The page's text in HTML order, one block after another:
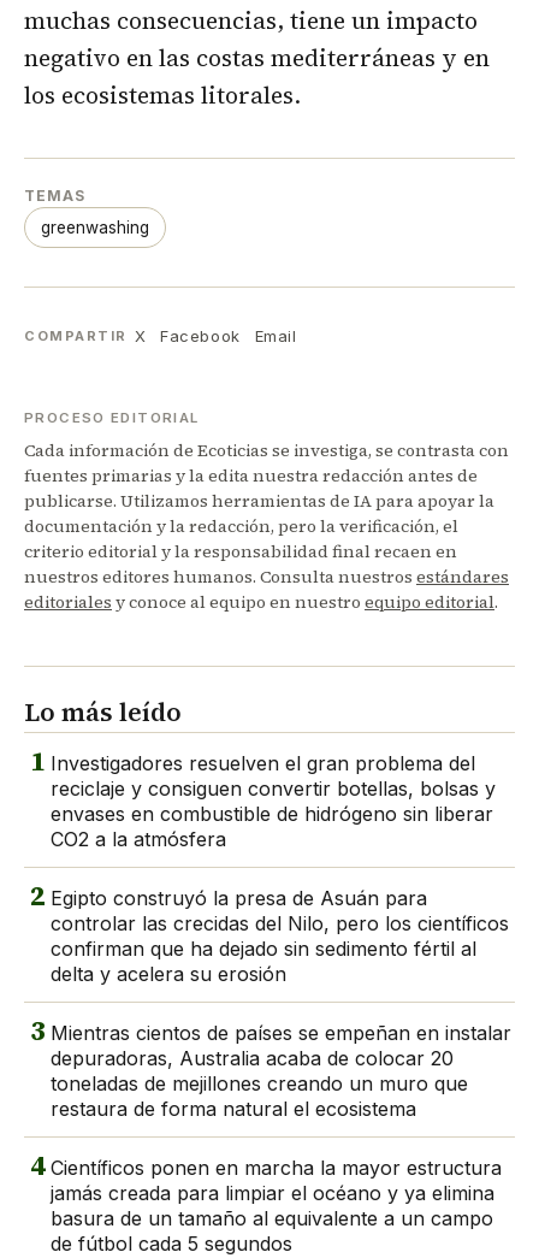
muchas consecuencias, tiene un impacto
negativo en las costas mediterráneas y en
los ecosistemas litorales.
TEMAS
greenwashing
COMPARTIR X Facebook Email
PROCESO EDITORIAL
Cada información de Ecoticias se investiga, se contrasta con
fuentes primarias y la edita nuestra redacción antes de
publicarse. Utilizamos herramientas de IA para apoyar la
documentación y la redacción, pero la verificación, el
criterio editorial y la responsabilidad final recaen en
nuestros editores humanos. Consulta nuestros estándares
editoriales y conoce al equipo en nuestro equipo editorial.
Lo más leído
1 Investigadores resuelven el gran problema del
reciclaje y consiguen convertir botellas, bolsas y
envases en combustible de hidrógeno sin liberar
CO2 a la atmósfera
2 Egipto construyó la presa de Asuán para
controlar las crecidas del Nilo, pero los científicos
confirman que ha dejado sin sedimento fértil al
delta y acelera su erosión
3 Mientras cientos de países se empeñan en instalar
depuradoras, Australia acaba de colocar 20
toneladas de mejillones creando un muro que
restaura de forma natural el ecosistema
4 Científicos ponen en marcha la mayor estructura
jamás creada para limpiar el océano y ya elimina
basura de un tamaño al equivalente a un campo
de fútbol cada 5 segundos